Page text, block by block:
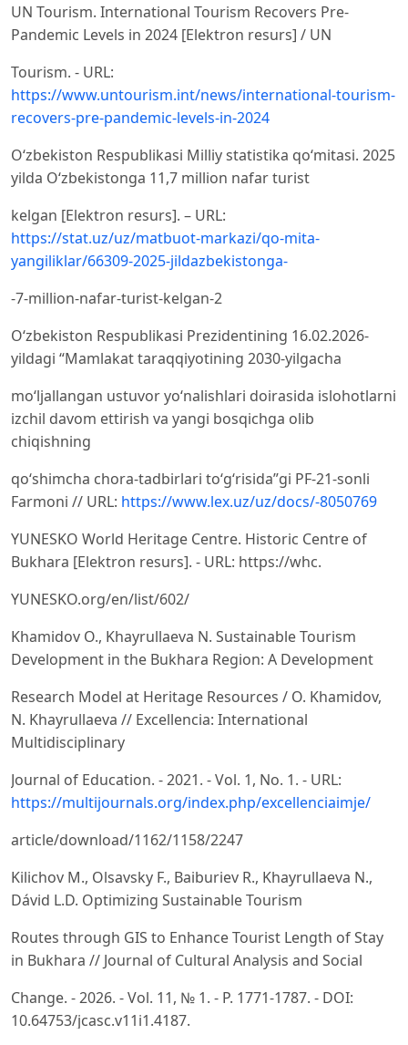
UN Tourism. International Tourism Recovers Pre-
Pandemic Levels in 2024 [Elektron resurs] / UN
Tourism. - URL:
https://www.untourism.int/news/international-tourism-
recovers-pre-pandemic-levels-in-2024
Oʻzbekiston Respublikasi Milliy statistika qoʻmitasi. 2025
yilda Oʻzbekistonga 11,7 million nafar turist
kelgan [Elektron resurs]. – URL:
https://stat.uz/uz/matbuot-markazi/qo-mita-
yangiliklar/66309-2025-jildazbekistonga-
-7-million-nafar-turist-kelgan-2
O‘zbekiston Respublikasi Prezidentining 16.02.2026-
yildagi “Mamlakat taraqqiyotining 2030-yilgacha
moʻljallangan ustuvor yoʻnalishlari doirasida islohotlarni
izchil davom ettirish va yangi bosqichga olib
chiqishning
qoʻshimcha chora-tadbirlari toʻgʻrisida”gi PF-21-sonli
Farmoni // URL: https://www.lex.uz/uz/docs/-8050769
YUNESKO World Heritage Centre. Historic Centre of
Bukhara [Elektron resurs]. - URL: https://whc.
YUNESKO.org/en/list/602/
Khamidov O., Khayrullaeva N. Sustainable Tourism
Development in the Bukhara Region: A Development
Research Model at Heritage Resources / O. Khamidov,
N. Khayrullaeva // Excellencia: International
Multidisciplinary
Journal of Education. - 2021. - Vol. 1, No. 1. - URL:
https://multijournals.org/index.php/excellenciaimje/
article/download/1162/1158/2247
Kilichov M., Olsavsky F., Baiburiev R., Khayrullaeva N.,
Dávid L.D. Optimizing Sustainable Tourism
Routes through GIS to Enhance Tourist Length of Stay
in Bukhara // Journal of Cultural Analysis and Social
Change. - 2026. - Vol. 11, № 1. - P. 1771-1787. - DOI:
10.64753/jcasc.v11i1.4187.